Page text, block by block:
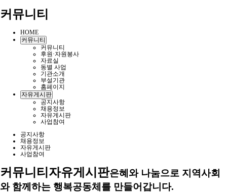
커뮤니티
HOME
커뮤니티
커뮤니티
후원·자원봉사
자료실
동별 사업
기관소개
부설기관
홈페이지
자유게시판
공지사항
채용정보
자유게시판
사업참여
공지사항
채용정보
자유게시판
사업참여
커뮤니티 자유게시판은혜와 나눔으로 지역사회
와 함께하는 행복공동체를 만들어갑니다.